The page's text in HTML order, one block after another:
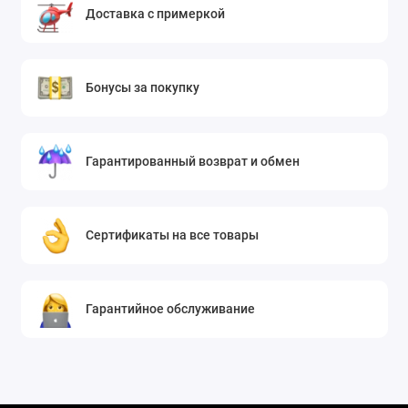
Доставка с примеркой
Бонусы за покупку
Гарантированный возврат и обмен
Сертификаты на все товары
Гарантийное обслуживание